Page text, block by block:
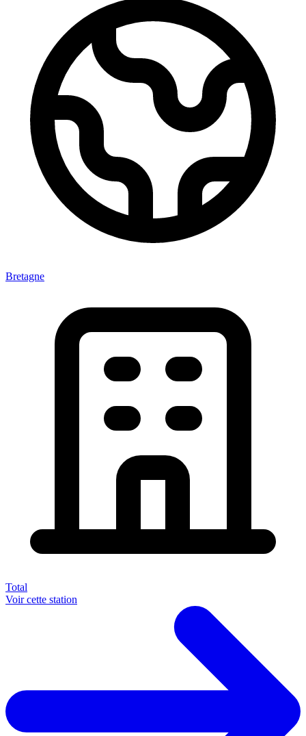
Bretagne
Total
Voir cette station